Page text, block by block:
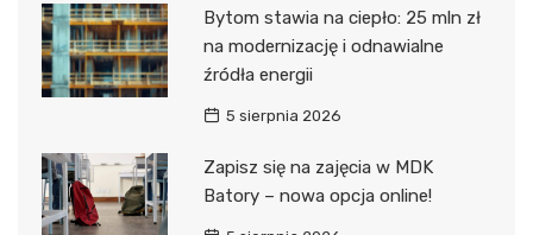
Bytom stawia na ciepło: 25 mln zł
na modernizację i odnawialne
źródła energii
5 sierpnia 2026
Zapisz się na zajęcia w MDK
Batory – nowa opcja online!